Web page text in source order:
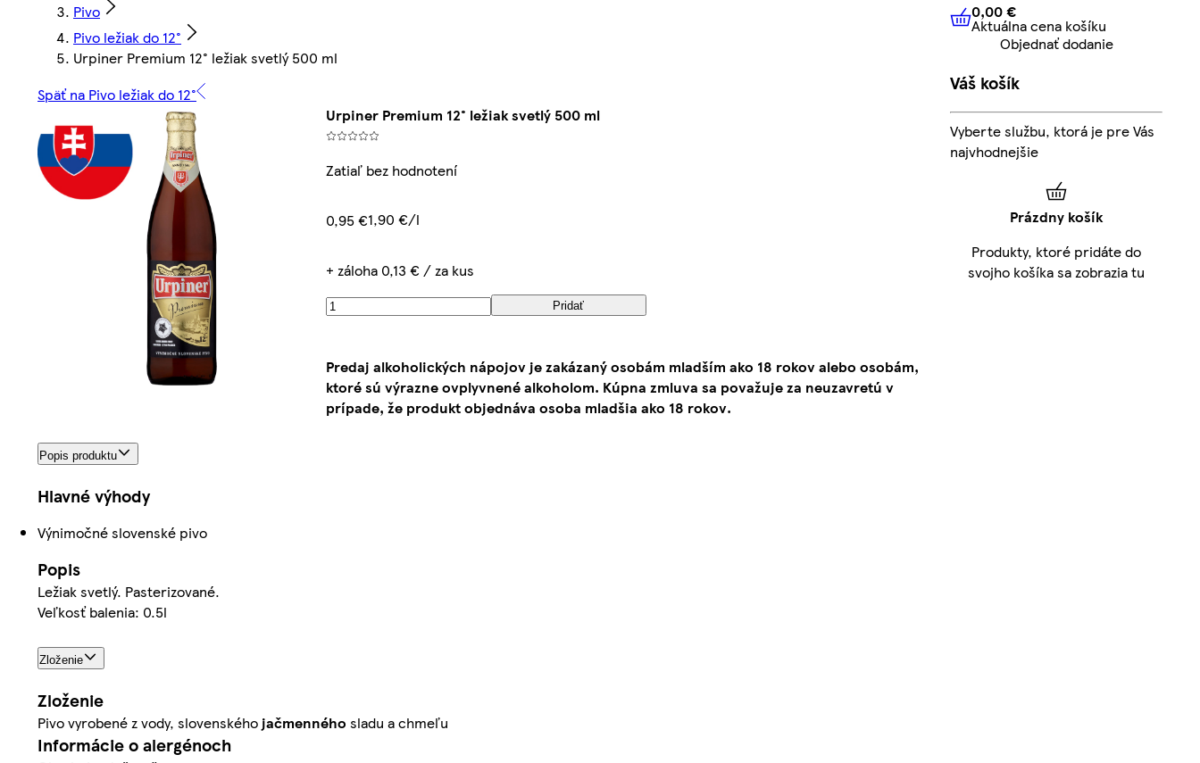
Pivo
Pivo ležiak do 12°
Urpiner Premium 12° ležiak svetlý 500 ml
Späť na Pivo ležiak do 12°
Urpiner Premium 12° ležiak svetlý 500 ml
Zatiaľ bez hodnotení
0,95 €1,90 €/l
+ záloha 0,13 € / za kus
Pridať
Predaj alkoholických nápojov je zakázaný osobám mladším ako 18 rokov alebo osobám,
ktoré sú výrazne ovplyvnené alkoholom. Kúpna zmluva sa považuje za neuzavretú v
prípade, že produkt objednáva osoba mladšia ako 18 rokov.
Popis produktu
Hlavné výhody
Výnimočné slovenské pivo
Popis
Ležiak svetlý. Pasterizované.
Veľkosť balenia: 0.5l
Zloženie
Zloženie
Pivo vyrobené z vody, slovenského jačmenného sladu a chmeľu
Informácie o alergénoch
0,00 € Aktuálna cena košíku
0,00 €
Aktuálna cena košíku
Objednať dodanie
Váš košík
Vyberte službu, ktorá je pre Vás
najvhodnejšie
Prázdny košík
Produkty, ktoré pridáte do
svojho košíka sa zobrazia tu